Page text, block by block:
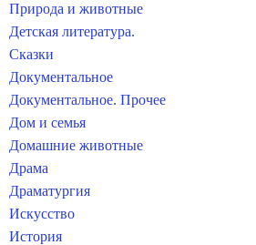
Природа и животные
Детская литература.
Сказки
Документальное
Документальное. Прочее
Дом и семья
Домашние животные
Драма
Драматургия
Искусство
История